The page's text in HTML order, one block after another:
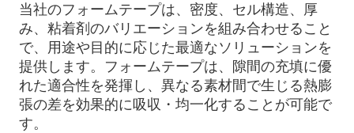
当社のフォームテープは、密度、セル構造、厚
み、粘着剤のバリエーションを組み合わせること
で、用途や目的に応じた最適なソリューションを
提供します。フォームテープは、隙間の充填に優
れた適合性を発揮し、異なる素材間で生じる熱膨
張の差を効果的に吸収・均一化することが可能で
す。